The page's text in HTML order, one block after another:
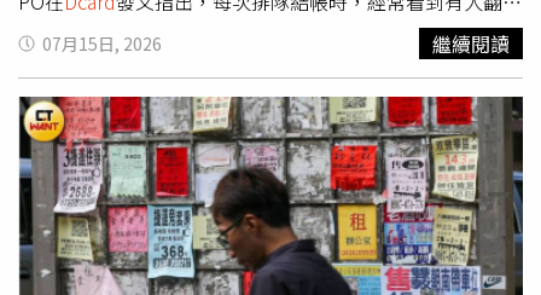
全用於生活與娛樂消費，沒有任何儲蓄、投資或資產累積，
月底帳戶幾乎歸零。至於是否有能力買房，多數人則認為，
與其說是收入不足，不如重新檢視支出配置與財務規劃，才
是影響購屋能力的關鍵。
不期待一開始能領高薪，反而更擔心投入一份工作多年後，
回頭才發現沒有學到真正有價值的能力，甚至轉職時還得重
新開始。原PO認為，第一份工作其實不只是選擇一份薪
水，更是在決定幾年後的自己會成為什麼樣的人、擁有什麼
樣的能力與生活，因此忍不住向網友請益，「第一份工作到
底該看什麼？是薪水、公司制度、能不能學到東西，還是未
來發展性？」貼文曝光後，引發不少已出社會的網友熱烈回
應。多數人認為，公司制度與主管是否願意帶人，是第一份
工作最值得重視的關鍵。「有人願意教真的差很多，會直接
10元、5元甚至1元硬幣，結帳速度相對較慢，因此好奇除
了部分店家僅收現金外，為何還有不少人偏好以現金消費，
「是付現比較有儀式感？還是看著鈔票一張一張拿出去，花
錢比較有感覺？」甚至開玩笑表示，「難道最大的好處，就
是可以把錢包塞得鼓鼓的，看起來比較有錢嗎？」對此，不
少網友分享自己的使用習慣，認為現金最大的優點在於能有
效控制支出。由於每次付款都是真正把鈔票拿出去，相較於
電子支付或信用卡，更容易掌握花費情況，也較不容易因付
款太方便而增加衝動消費。另外，也有不少人指出，目前仍
07月15日, 2026 繼續閱讀